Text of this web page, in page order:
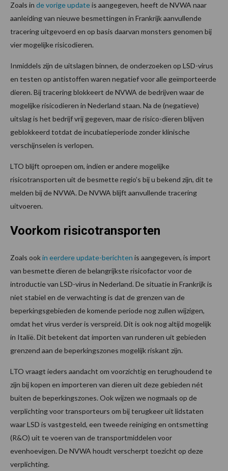
Zoals in de vorige updateis aangegeven, heeft de NVWA naar
aanleiding van nieuwe besmettingen in Frankrijk aanvullende
tracering uitgevoerd en op basis daarvan monsters genomen bij
vier mogelijke risicodieren.
Inmiddels zijn de uitslagen binnen, de onderzoeken op LSD-virus
en testen op antistoffen waren negatief voor alle geïmporteerde
dieren. Bij tracering blokkeert de NVWA de bedrijven waar de
mogelijke risicodieren in Nederland staan. Na de (negatieve)
uitslag is het bedrijf vrij gegeven, maar de risico-dieren blijven
geblokkeerd totdat de incubatieperiode zonder klinische
verschijnselen is verlopen.
LTO blijft oproepen om, indien er andere mogelijke
risicotransporten uit de besmette regio’s bij u bekend zijn, dit te
melden bij de NVWA. De NVWA blijft aanvullende tracering
uitvoeren.
Voorkom risicotransporten
Zoals ookin eerdere update-berichten is aangegeven, is import
van besmette dieren de belangrijkste risicofactor voor de
introductie van LSD-virus in Nederland. De situatie in Frankrijk is
niet stabiel en de verwachting is dat de grenzen van de
beperkingsgebieden de komende periode nog zullen wijzigen,
omdat het virus verder is verspreid. Dit is ook nog altijd mogelijk
in Italië. Dit betekent dat importen van runderen uit gebieden
grenzend aan de beperkingszones mogelijk riskant zijn.
LTO vraagt ieders aandacht om voorzichtig en terughoudend te
zijn bij kopen en importeren van dieren uit deze gebieden nét
buiten de beperkingszones. Ook wijzen we nogmaals op de
verplichting voor transporteurs om bij terugkeer uit lidstaten
waar LSD is vastgesteld, een tweede reiniging en ontsmetting
(R&O) uit te voeren van de transportmiddelen voor
evenhoevigen. De NVWA houdt verscherpt toezicht op deze
verplichting.